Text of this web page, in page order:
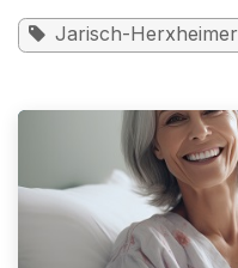
Jarisch-Herxheimer